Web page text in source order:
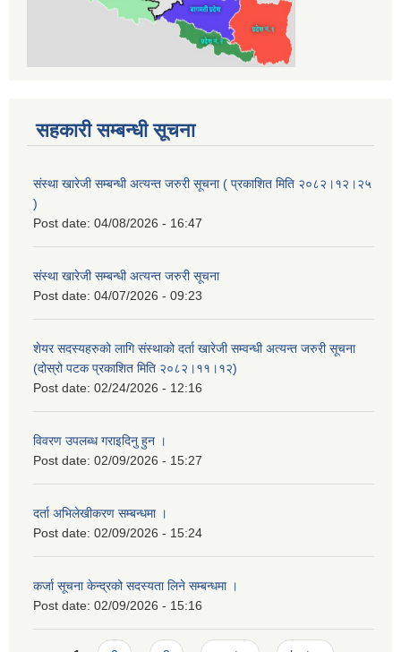
सहकारी सम्बन्धी सूचना
संस्था खारेजी सम्बन्धी अत्यन्त जरुरी सूचना ( प्रकाशित मिति २०८२।१२।२५
)
Post date: 04/08/2026 - 16:47
संस्था खारेजी सम्बन्धी अत्यन्त जरुरी सूचना
Post date: 04/07/2026 - 09:23
शेयर सदस्यहरुको लागि संस्थाको दर्ता खारेजी सम्वन्धी अत्यन्त जरुरी सूचना
(दोस्रो पटक प्रकाशित मिति २०८२।११।१२)
Post date: 02/24/2026 - 12:16
विवरण उपलब्ध गराइदिनु हुन ।
Post date: 02/09/2026 - 15:27
दर्ता अभिलेखीकरण सम्बन्धमा ।
Post date: 02/09/2026 - 15:24
कर्जा सूचना केन्द्रको सदस्यता लिने सम्बन्धमा ।
Post date: 02/09/2026 - 15:16